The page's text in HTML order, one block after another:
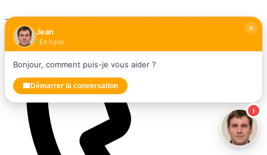
28 B Chem. de la Noivière, 85270 Saint-Hilaire-de-Riez
1
Jean
En ligne
Bonjour, comment puis-je vous aider ?
Démarrer la conversation